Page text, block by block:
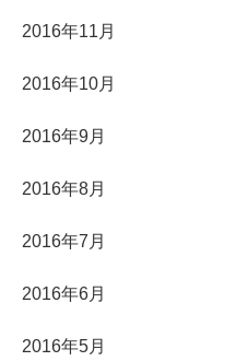
2016年11月
2016年10月
2016年9月
2016年8月
2016年7月
2016年6月
2016年5月